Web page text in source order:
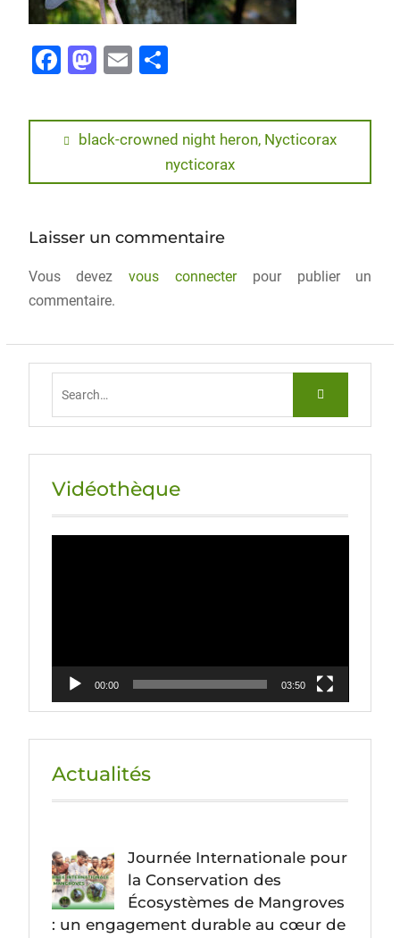
F
c
e
b
o
M
st
o
d
n
E
ai
l
P
ta
g
er
black-crowned night heron, Nycticorax
nycticorax
Laisser un commentaire
Vous devezvous connecterpour publier un
commentaire.
Vidéothèque
00:00 03:50
Actualités
Journée Internationale pour
la Conservation des
Écosystèmes de Mangroves
: un engagement durable au cœur de